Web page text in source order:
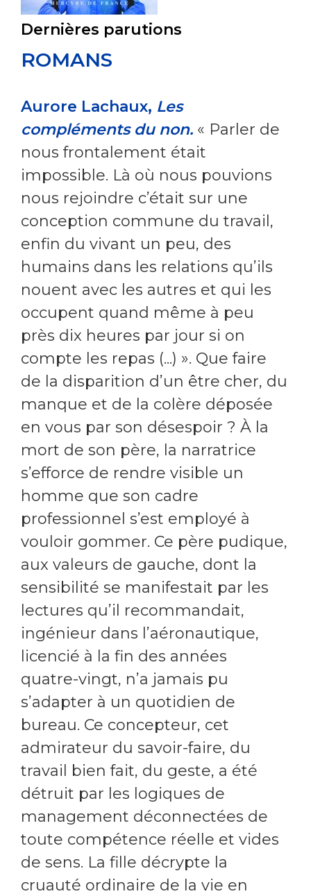
Dernières parutions
ROMANS
Aurore Lachaux, Les
compléments du non. « Parler de
nous frontalement était
impossible. Là où nous pouvions
nous rejoindre c’était sur une
conception commune du travail,
enfin du vivant un peu, des
humains dans les relations qu’ils
nouent avec les autres et qui les
occupent quand même à peu
près dix heures par jour si on
compte les repas (...) ». Que faire
de la disparition d’un être cher, du
manque et de la colère déposée
en vous par son désespoir ? À la
mort de son père, la narratrice
s’efforce de rendre visible un
homme que son cadre
professionnel s’est employé à
vouloir gommer. Ce père pudique,
aux valeurs de gauche, dont la
sensibilité se manifestait par les
lectures qu’il recommandait,
ingénieur dans l’aéronautique,
licencié à la fin des années
quatre-vingt, n’a jamais pu
s’adapter à un quotidien de
bureau. Ce concepteur, cet
admirateur du savoir-faire, du
travail bien fait, du geste, a été
détruit par les logiques de
management déconnectées de
toute compétence réelle et vides
de sens. La fille décrypte la
cruauté ordinaire de la vie en